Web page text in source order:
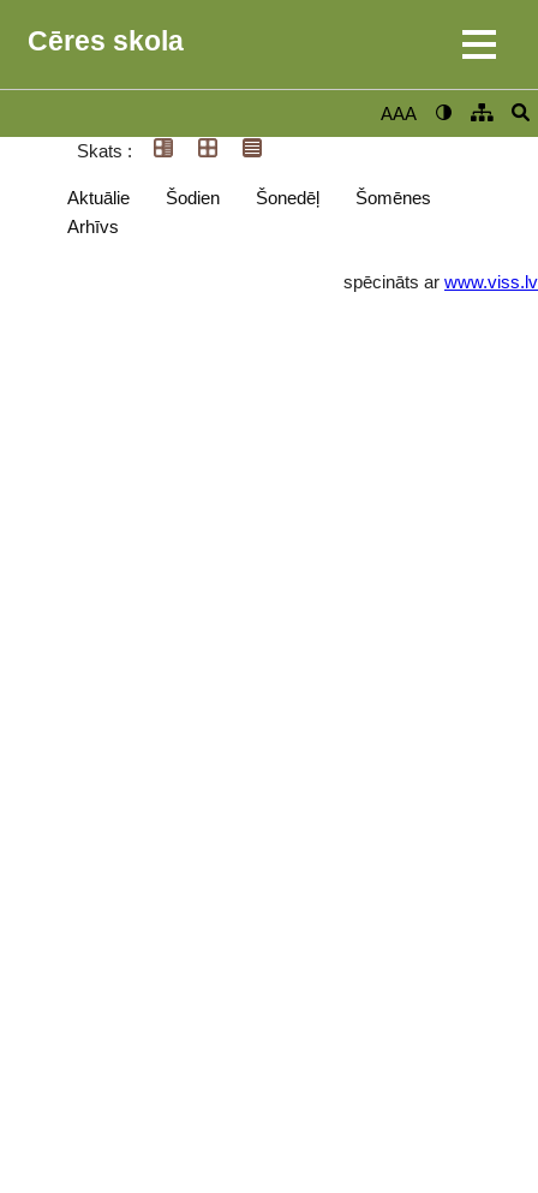
Cēres skola
AAA
Skats :
Aktuālie Šodien Šonedēļ
Šomēnes
Arhīvs
spēcināts ar www.viss.lv